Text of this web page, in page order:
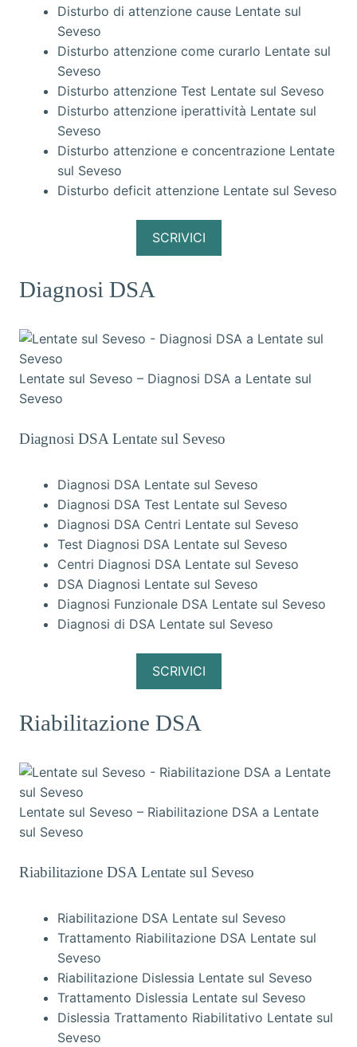
Disturbo di attenzione cause Lentate sul
Seveso
Disturbo attenzione come curarlo Lentate sul
Seveso
Disturbo attenzione Test Lentate sul Seveso
Disturbo attenzione iperattività Lentate sul
Seveso
Disturbo attenzione e concentrazione Lentate
sul Seveso
Disturbo deficit attenzione Lentate sul Seveso
SCRIVICI
Diagnosi DSA
Lentate sul Seveso – Diagnosi DSA a Lentate sul
Seveso
Diagnosi DSA Lentate sul Seveso
Diagnosi DSA Lentate sul Seveso
Diagnosi DSA Test Lentate sul Seveso
Diagnosi DSA Centri Lentate sul Seveso
Test Diagnosi DSA Lentate sul Seveso
Centri Diagnosi DSA Lentate sul Seveso
DSA Diagnosi Lentate sul Seveso
Diagnosi Funzionale DSA Lentate sul Seveso
Diagnosi di DSA Lentate sul Seveso
SCRIVICI
Riabilitazione DSA
Lentate sul Seveso – Riabilitazione DSA a Lentate
sul Seveso
Riabilitazione DSA Lentate sul Seveso
Riabilitazione DSA Lentate sul Seveso
Trattamento Riabilitazione DSA Lentate sul
Seveso
Riabilitazione Dislessia Lentate sul Seveso
Trattamento Dislessia Lentate sul Seveso
Dislessia Trattamento Riabilitativo Lentate sul
Seveso